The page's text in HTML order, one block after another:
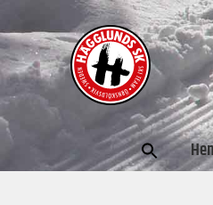
Sök
efter: